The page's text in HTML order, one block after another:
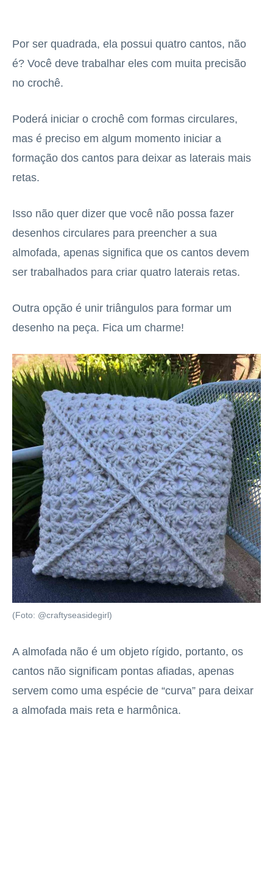
Por ser quadrada, ela possui quatro cantos, não
é? Você deve trabalhar eles com muita precisão
no crochê.
Poderá iniciar o crochê com formas circulares,
mas é preciso em algum momento iniciar a
formação dos cantos para deixar as laterais mais
retas.
Isso não quer dizer que você não possa fazer
desenhos circulares para preencher a sua
almofada, apenas significa que os cantos devem
ser trabalhados para criar quatro laterais retas.
Outra opção é unir triângulos para formar um
desenho na peça. Fica um charme!
(Foto: @craftyseasidegirl)
A almofada não é um objeto rígido, portanto, os
cantos não significam pontas afiadas, apenas
servem como uma espécie de “curva” para deixar
a almofada mais reta e harmônica.